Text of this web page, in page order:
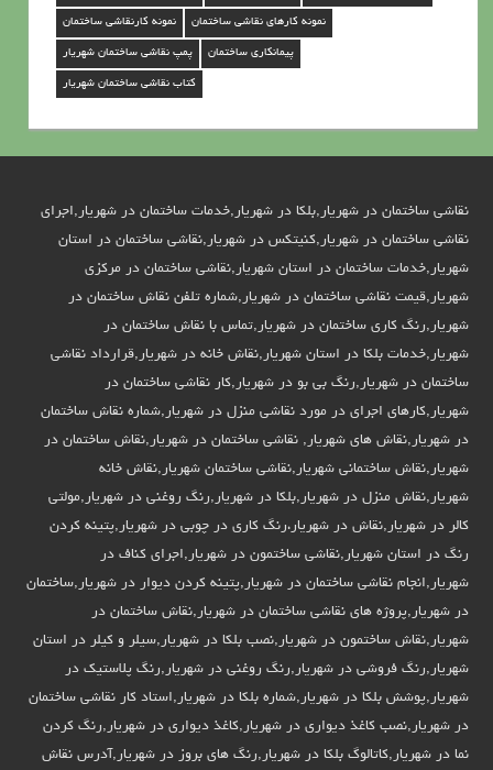
نمونه کارنقاشی ساختمان نمونه کارهای نقاشی ساختمان
پمپ نقاشی ساختمان شهریار پیمانکاری ساختمان
کتاب نقاشی ساختمان شهریار
نقاشی ساختمان در شهریار,بلکا در شهریار,خدمات ساختمان در شهریار,اجرای
نقاشی ساختمان در شهریار,کنیتکس در شهریار,نقاشی ساختمان در استان
شهریار,خدمات ساختمان در استان شهریار,نقاشی ساختمان در مرکزی
شهریار,قیمت نقاشی ساختمان در شهریار,شماره تلفن نقاش ساختمان در
شهریار,رنگ کاری ساختمان در شهریار,تماس با نقاش ساختمان در
شهریار,خدمات بلکا در استان شهریار,نقاش خانه در شهریار,قرارداد نقاشی
ساختمان در شهریار,رنگ بی بو در شهریار,کار نقاشی ساختمان در
شهریار,کارهای اجرای در مورد نقاشی منزل در شهریار,شماره نقاش ساختمان
در شهریار,نقاش های شهریار, نقاشی ساختمان در شهریار,نقاش ساختمان در
شهریار,نقاش ساختمانی شهریار,نقاشی ساختمان شهریار,نقاش خانه
شهریار,نقاش منزل در شهریار,بلکا در شهریار,رنگ روغنی در شهریار,مولتی
کالر در شهریار,نقاش در شهریار،رنگ کاری در چوبی در شهریار,پتینه کردن
رنگ در استان شهریار,نقاشی ساختمون در شهریار,اجرای کناف در
شهریار,انجام نقاشی ساختمان در شهریار,پتینه کردن دیوار در شهریار,ساختمان
در شهریار,پروژه های نقاشی ساختمان در شهریار,نقاش ساختمان در
شهریار,نقاش ساختمون در شهریار,نصب بلکا در شهریار,سیلر و کیلر در استان
شهریار,رنگ فروشی در شهریار,رنگ روغنی در شهریار,رنگ پلاستیک در
شهریار,پوشش بلکا در شهریار,شماره بلکا در شهریار,استاد کار نقاشی ساختمان
در شهریار,نصب کاغذ دیواری در شهریار,کاغذ دیواری در شهریار,رنگ کردن
نما در شهریار,کاتالوگ بلکا در شهریار,رنگ های بروز در شهریار,آدرس نقاش